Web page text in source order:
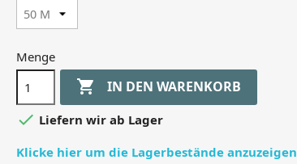
Menge
 IN DEN WARENKORB
 Liefern wir ab Lager
Klicke hier um die Lagerbestände anzuzeigen